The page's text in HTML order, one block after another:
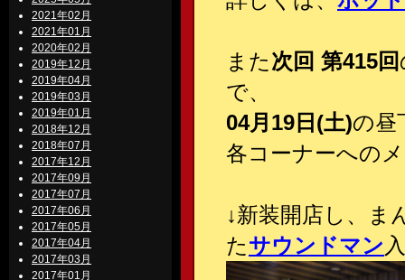
2021年02月
2021年01月
2020年02月
2019年12月
2019年04月
2019年03月
2019年01月
2018年12月
2018年07月
2017年12月
2017年09月
2017年07月
2017年06月
2017年05月
2017年04月
2017年03月
2017年01月
また次回 第415回
で、
04月19日(土)の昼
各コーナーへの
↓新装開店し、ま
たサウンドマン